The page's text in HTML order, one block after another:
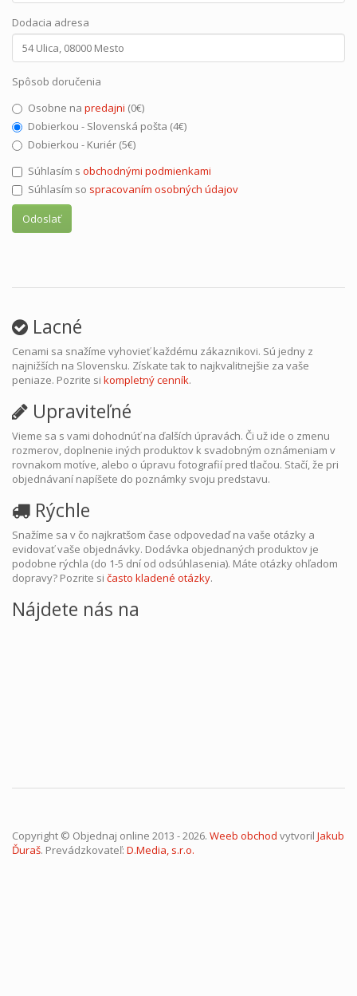
Dodacia adresa
Spôsob doručenia
Osobne na predajni (0€)
Dobierkou - Slovenská pošta (4€)
Dobierkou - Kuriér (5€)
Súhlasím s obchodnými podmienkami
Súhlasím so spracovaním osobných údajov
Odoslať
Lacné
Cenami sa snažíme vyhovieť každému zákaznikovi. Sú jedny z
najnižších na Slovensku. Získate tak to najkvalitnejšie za vaše
peniaze. Pozrite si kompletný cenník.
Upraviteľné
Vieme sa s vami dohodnúť na ďalších úpravách. Či už ide o zmenu
rozmerov, doplnenie iných produktov k svadobným oznámeniam v
rovnakom motíve, alebo o úpravu fotografií pred tlačou. Stačí, že pri
objednávaní napíšete do poznámky svoju predstavu.
Rýchle
Snažíme sa v čo najkratšom čase odpovedaď na vaše otázky a
evidovať vaše objednávky. Dodávka objednaných produktov je
podobne rýchla (do 1-5 dní od odsúhlasenia). Máte otázky ohľadom
dopravy? Pozrite si často kladené otázky.
Nájdete nás na
Copyright © Objednaj online 2013 - 2026. Weeb obchod vytvoril Jakub
Ďuraš. Prevádzkovateľ: D.Media, s.r.o.